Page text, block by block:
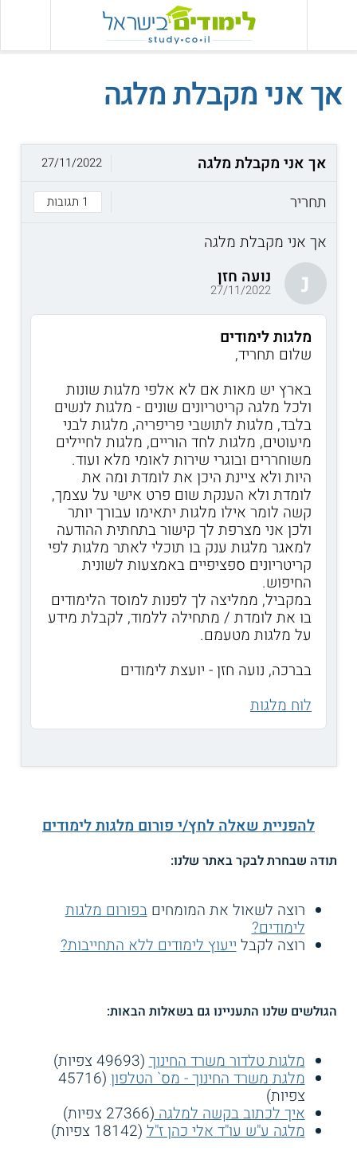
אך אני מקבלת מלגה
אך אני מקבלת מלגה
תחריר
1 תגובות
27/11/2022
אך אני מקבלת מלגה
נ נועה חזן
27/11/2022
מלגות לימודים
שלום תחריד,
בארץ יש מאות אם לא אלפי מלגות שונות
ולכל מלגה קריטריונים שונים - מלגות לנשים
בלבד, מלגות לתושבי פריפריה, מלגות לבני
מיעוטים, מלגות לחד הוריים, מלגות לחיילים
משוחררים ובוגרי שירות לאומי מלא ועוד.
היות ולא ציינת היכן את לומדת ומה את
לומדת ולא הענקת שום פרט אישי על עצמך,
קשה לומר אילו מלגות יתאימו עבורך יותר
ולכן אני מצרפת לך קישור בתחתית ההודעה
למאגר מלגות ענק בו תוכלי לאתר מלגות לפי
קריטריונים ספציפיים באמצעות לשונית
החיפוש.
במקביל, ממליצה לך לפנות למוסד הלימודים
בו את לומדת / מתחילה ללמוד, לקבלת מידע
על מלגות מטעמם.
בברכה, נועה חזן - יועצת לימודים
לוח מלגות
להפניית שאלה לחץ/י פורום מלגות לימודים
תודה שבחרת לבקר באתר שלנו:
רוצה לשאול את המומחיםבפורום מלגות
לימודים?
רוצה לקבלייעוץ לימודים ללא התחייבות?
הגולשים שלנו התעניינו גם בשאלות הבאות:
מלגות טלדור משרד החינוך(49693 צפיות)
מלגת משרד החינוך - מס` הטלפון (45716
צפיות)
איך לכתוב בקשה למלגה(27366 צפיות)
מלגה ע"ש עו"ד אלי כהן ז"ל(18142 צפיות)